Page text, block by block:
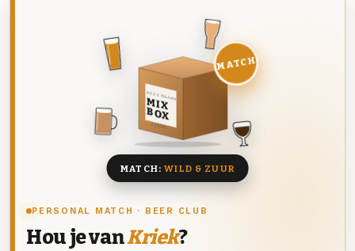
PERSONAL MATCH · BEER CLUB
Hou je vanKriek?
DEZE MAAND
MIX
BOX
8 BIEREN
MATCH
MATCH:WILD & ZUUR